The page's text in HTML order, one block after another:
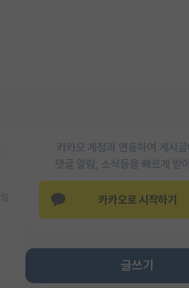
카카오 계정과 연동하여 게시글
댓글 알람, 소식등을 빠르게 받
카카오로 시작하기
글쓰기